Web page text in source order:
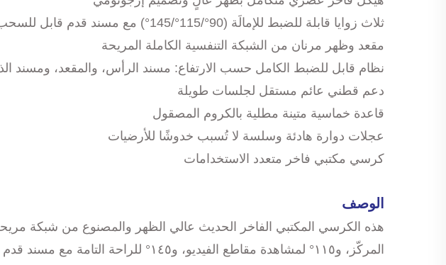
ثلاث زوايا قابلة للضبط للإمالَة (90°/115°/145°) مع مسند قدم قابل للسحب
مقعد وظهر مرنان من الشبكة التنفسية الكاملة المريحة
نظام قابل للضبط الكامل حسب الارتفاع: مسند الرأس، والمقعد، ومسند
دعم قطني عائم مستقل لجلسات طويلة
قاعدة خماسية متينة مطلية بالكروم المصقول
عجلات دوارة هادئة وسلسة لا تُسبب خدوشًا للأرضيات
كرسي مكتبي فاخر متعدد الاستخدامات
الوصف
المركّز، و١١٥° لمشاهدة مقاطع